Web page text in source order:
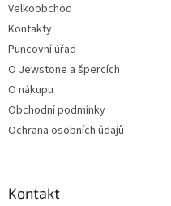
Velkoobchod
Kontakty
Puncovní úřad
O Jewstone a špercích
O nákupu
Obchodní podmínky
Ochrana osobních údajů
Kontakt